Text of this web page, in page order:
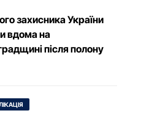
захисника України
вдома на
після полону